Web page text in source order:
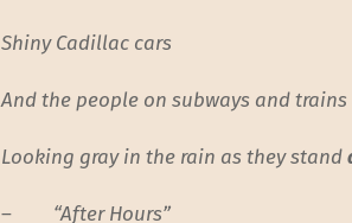
Shiny Cadillac cars
And the people on subways and trains
Looking gray in the rain as they stand
– “After Hours”